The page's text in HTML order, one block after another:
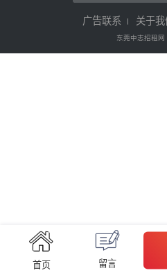
首页 留言
广告联系 关于我
东莞中志招租网